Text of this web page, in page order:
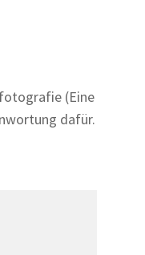
(Eine
dafür.